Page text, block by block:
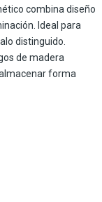
combina diseño
Ideal para
distinguido.
de madera
forma